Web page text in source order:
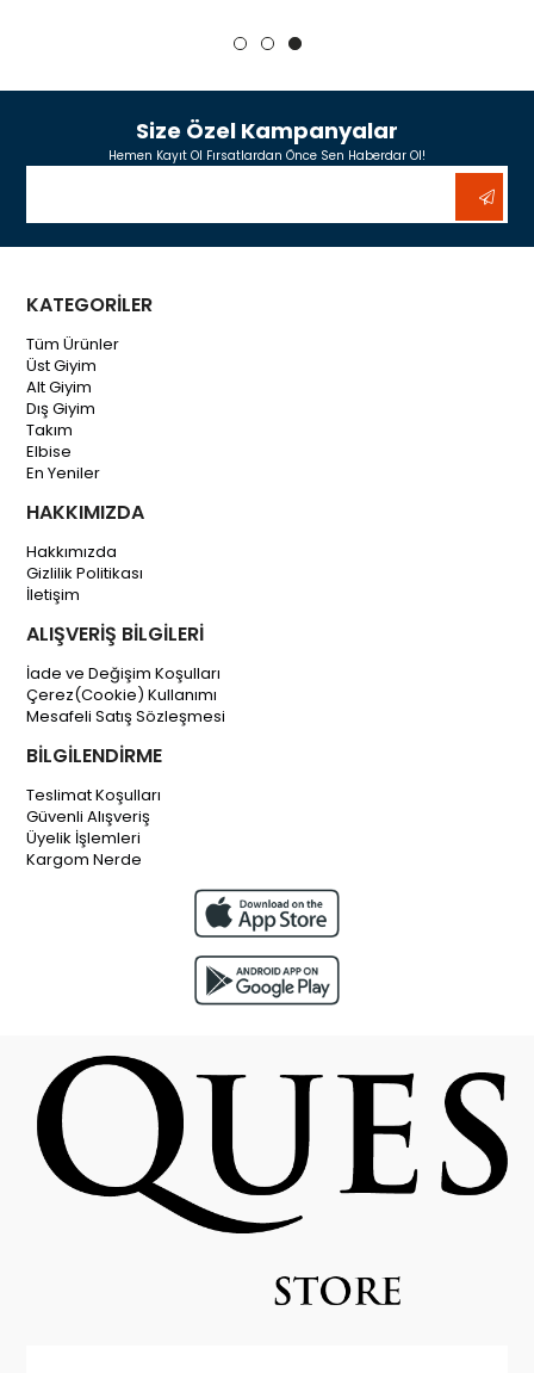
Size Özel Kampanyalar
Hemen Kayıt Ol Fırsatlardan Önce Sen Haberdar Ol!
KATEGORİLER
Tüm Ürünler
Üst Giyim
Alt Giyim
Dış Giyim
Takım
Elbise
En Yeniler
HAKKIMIZDA
Hakkımızda
Gizlilik Politikası
İletişim
ALIŞVERİŞ BİLGİLERİ
İade ve Değişim Koşulları
Çerez(Cookie) Kullanımı
Mesafeli Satış Sözleşmesi
BİLGİLENDİRME
Teslimat Koşulları
Güvenli Alışveriş
Üyelik İşlemleri
Kargom Nerde